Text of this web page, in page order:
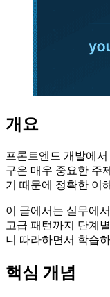
개요
프론트엔드 개발에서
구은 매우 중요한 주
기 때문에 정확한 이
이 글에서는 실무에
고급 패턴까지 단계
니 따라하면서 학습
핵심 개념